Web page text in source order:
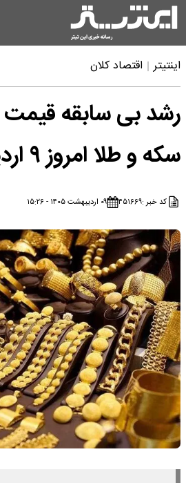
اینتیتر اقتصاد کلان
سکه و طلا امروز ۹ اردیبهشت ۱۴۰۵
کد خبر :۴۵۱۶۶۹ ۰۹ اردیبهشت ۱۴۰۵ - ۱۵:۲۶